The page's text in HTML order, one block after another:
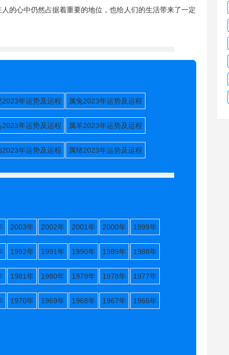
的心中仍然占据着重要的地位，也给人们的生活带来了一定
2023年运势及运程 属兔2023年运势及运程
2023年运势及运程 属羊2023年运势及运程
2023年运势及运程 属猪2023年运势及运程
2003年 2002年 2001年 2000年 1999年
1992年 1991年 1990年 1989年 1988年
1981年 1980年 1979年 1978年 1977年
1970年 1969年 1968年 1967年 1966年